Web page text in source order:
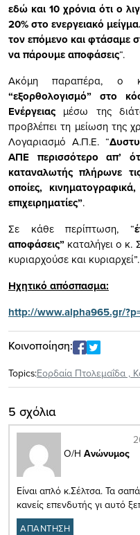
εδώ και 10 χρόνια ότι ο
20% στο ενεργειακό
τον επόμενο και φτάσαμε
να πάρουμε αποφάσεις“.
Ακόμη παραπέρα, ο
“εξορθολογισμό” στο
Ενέργειας μέσω της
προβλέπει τη μείωση της
Λογαριασμό Α.Π.Ε. “
ΑΠΕ περισσότερο απ’
καταναλωτής πλήρωνε
οποίες,
επιχειρηματίες”.
Σε κάθε περίπτωση, “
αποφάσεις” καταλήγει ο
κυριαρχούσε και κυριαρχεί”.
Ηχητικό απόσπασμα:
http://www.alpha965.gr/
Κοινοποίηση:
Topics:Εορδαία Πτολεμαΐδα ,
5 σχόλια
Ο/Η Ανώνυμος
Είναι απλό κ.Σέλτσα. Τα
κανείς επενδυτής γι αυτό
ΑΠΑΝΤΗΣΗ